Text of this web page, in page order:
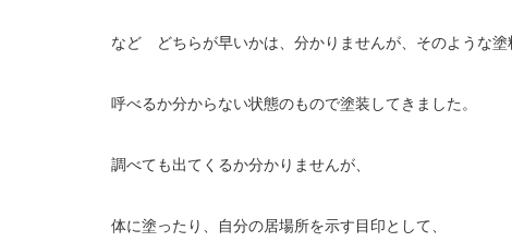
など どちらが早いかは、分かりませんが、そのような塗
呼べるか分からない状態のもので塗装してきました。
調べても出てくるか分かりませんが、
体に塗ったり、自分の居場所を示す目印として、